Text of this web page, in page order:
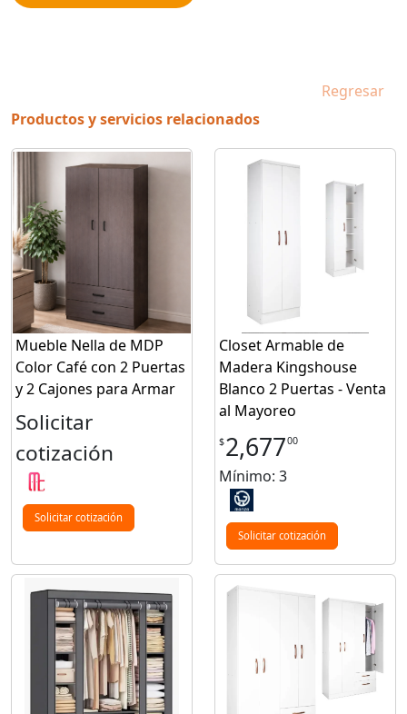
Regresar
Productos y servicios relacionados
Mueble Nella de MDP
Color Café con 2 Puertas
y 2 Cajones para Armar
Solicitar
cotización
Solicitar cotización
Closet Armable de
Madera Kingshouse
Blanco 2 Puertas - Venta
al Mayoreo
$2,67700
Mínimo: 3
Solicitar cotización